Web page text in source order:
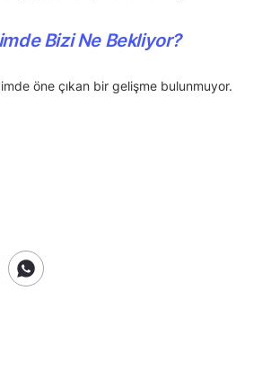
Bizi Ne Bekliyor?
öne çıkan bir gelişme bulunmuyor.